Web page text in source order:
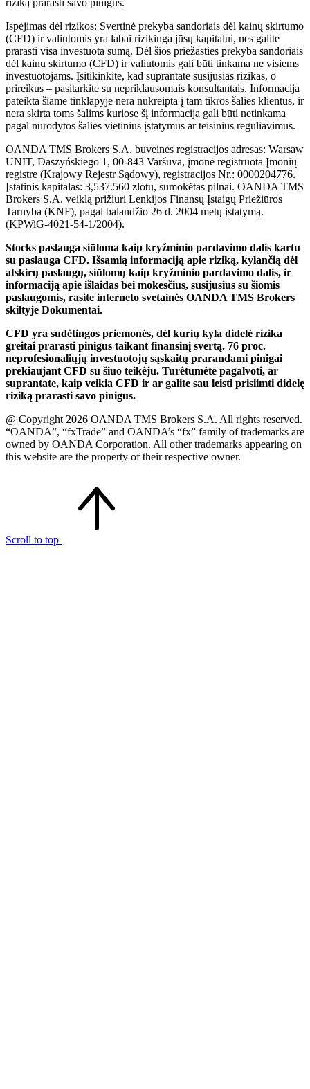
Ispėjimas dėl rizikos: Svertinė prekyba sandoriais dėl kainų skirtumo
(CFD) ir valiutomis yra labai rizikinga jūsų kapitalui, nes galite
prarasti visa investuota sumą. Dėl šios priežasties prekyba sandoriais
dėl kainų skirtumo (CFD) ir valiutomis gali būti tinkama ne visiems
investuotojams. Įsitikinkite, kad suprantate susijusias rizikas, o
prireikus – pasitarkite su nepriklausomais konsultantais. Informacija
pateikta šiame tinklapyje nera nukreipta į tam tikros šalies klientus, ir
nera skirta toms šalims kuriose šį informacija gali būti netinkama
pagal nurodytos šalies vietinius įstatymus ar teisinius reguliavimus.
OANDA TMS Brokers S.A. buveinės registracijos adresas: Warsaw
UNIT, Daszyńskiego 1, 00-843 Varšuva, įmonė registruota Įmonių
registre (Krajowy Rejestr Sądowy), registracijos Nr.: 0000204776.
Įstatinis kapitalas: 3,537.560 zlotų, sumokėtas pilnai. OANDA TMS
Brokers S.A. veiklą prižiuri Lenkijos Finansų Įstaigų Priežiūros
Tarnyba (KNF), pagal balandžio 26 d. 2004 metų įstatymą.
(KPWiG-4021-54-1/2004).
Stocks paslauga siūloma kaip kryžminio pardavimo dalis kartu
su paslauga CFD. Išsamią informaciją apie riziką, kylančią dėl
atskirų paslaugų, siūlomų kaip kryžminio pardavimo dalis, ir
informaciją apie išlaidas bei mokesčius, susijusius su šiomis
paslaugomis, rasite interneto svetainės OANDA TMS Brokers
skiltyje Dokumentai.
CFD yra sudėtingos priemonės, dėl kurių kyla didelė rizika
greitai prarasti pinigus taikant finansinį svertą. 76 proc.
neprofesionaliųjų investuotojų sąskaitų prarandami pinigai
prekiaujant CFD su šiuo teikėju. Turėtumėte pagalvoti, ar
suprantate, kaip veikia CFD ir ar galite sau leisti prisiimti didelę
riziką prarasti savo pinigus.
@ Copyright 2026 OANDA TMS Brokers S.A. All rights reserved.
“OANDA”, “fxTrade” and OANDA’s “fx” family of trademarks are
owned by OANDA Corporation. All other trademarks appearing on
this website are the property of their respective owner.
Scroll to top